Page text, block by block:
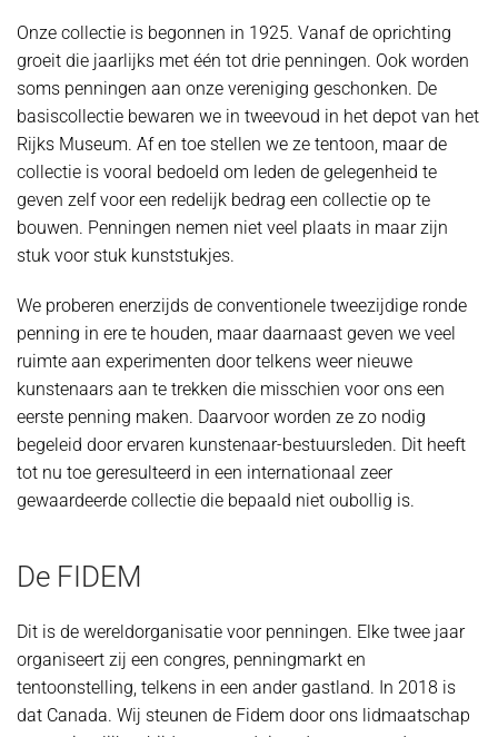
Onze collectie is begonnen in 1925. Vanaf de oprichting
groeit die jaarlijks met één tot drie penningen. Ook worden
soms penningen aan onze vereniging geschonken. De
basiscollectie bewaren we in tweevoud in het depot van het
Rijks Museum. Af en toe stellen we ze tentoon, maar de
collectie is vooral bedoeld om leden de gelegenheid te
geven zelf voor een redelijk bedrag een collectie op te
bouwen. Penningen nemen niet veel plaats in maar zijn
stuk voor stuk kunststukjes.
We proberen enerzijds de conventionele tweezijdige ronde
penning in ere te houden, maar daarnaast geven we veel
ruimte aan experimenten door telkens weer nieuwe
kunstenaars aan te trekken die misschien voor ons een
eerste penning maken. Daarvoor worden ze zo nodig
begeleid door ervaren kunstenaar-bestuursleden. Dit heeft
tot nu toe geresulteerd in een internationaal zeer
gewaardeerde collectie die bepaald niet oubollig is.
De FIDEM
Dit is de wereldorganisatie voor penningen. Elke twee jaar
organiseert zij een congres, penningmarkt en
tentoonstelling, telkens in een ander gastland. In 2018 is
dat Canada. Wij steunen de Fidem door ons lidmaatschap